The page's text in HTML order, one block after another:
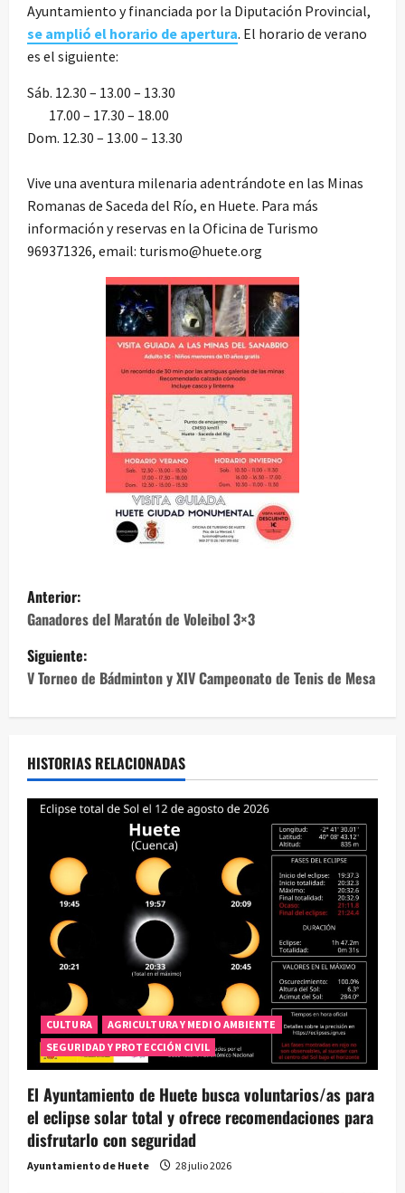
Ayuntamiento y financiada por la Diputación Provincial,
se amplió el horario de apertura. El horario de verano
es el siguiente:
Sáb. 12.30 – 13.00 – 13.30
17.00 – 17.30 – 18.00
Dom. 12.30 – 13.00 – 13.30
Vive una aventura milenaria adentrándote en las Minas
Romanas de Saceda del Río, en Huete. Para más
información y reservas en la Oficina de Turismo
969371326, email: turismo@huete.org
N
a
v
a
n
t
r
Anterior:
Ganadores del Maratón de Voleibol 3×3
Siguiente:
V Torneo de Bádminton y XIV Campeonato de Tenis de Mesa
HISTORIAS RELACIONADAS
CULTURA
AGRICULTURA Y MEDIO AMBIENTE
SEGURIDAD Y PROTECCIÓN CIVIL
El Ayuntamiento de Huete busca voluntarios/as para
el eclipse solar total y ofrece recomendaciones para
disfrutarlo con seguridad
Ayuntamiento de Huete 28 julio 2026